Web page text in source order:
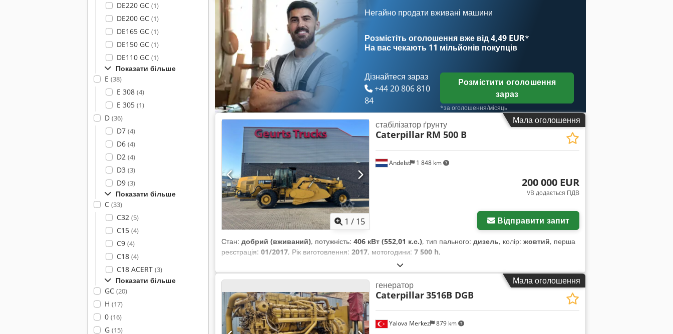
DE220 GC (1)
DE200 GC (1)
DE165 GC (1)
DE150 GC (1)
DE110 GC (1)
Показати більше
E (38)
E 308 (4)
E 305 (1)
D (36)
D7 (4)
D6 (4)
D2 (4)
D3 (3)
D9 (3)
Показати більше
C (33)
C32 (5)
C15 (4)
C9 (4)
C18 (4)
C18 ACERT (3)
Показати більше
GC (20)
H (17)
0 (16)
G (15)
Негайно продати вживані машини
Розмістіть оголошення вже від 4,49 EUR*
На вас чекають 11 мільйонів покупців
Дізнайтеся зараз
+44 20 806 810
84
Розмістити оголошення
зараз
*за оголошення/місяць
Мала оголошення
1 / 15
Andelst 1 848 km
стабілізатор ґрунту
Caterpillar RM 500 B
200 000 EUR
VB додається ПДВ
Відправити запит
Стан: добрий (вживаний), потужність: 406 кВт (552,01 к.с.), тип пального: дизель, колір: жовтий, перша
реєстрація: 01/2017, Рік виготовлення: 2017, мотогодини: 7 500 h,
Мала оголошення
Yalova Merkez 879 km
генератор
Caterpillar3516B DGB